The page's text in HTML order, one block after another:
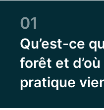
01
Qu’est-ce
forêt et
pratique